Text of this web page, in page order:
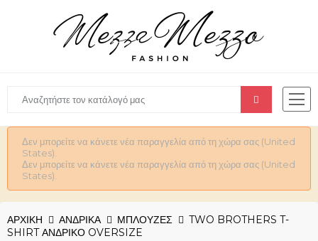
Δεν μπορείτε να κάνετε νέα παραγγελία από τη χώρα σας (United
States).
Δεν μπορείτε να κάνετε νέα παραγγελία από τη χώρα σας (United
States).
ΑΡΧΙΚΉ ΑΝΔΡΙΚΆ ΜΠΛΟΥΖΕΣ
TWO BROTHERS T-
SHIRT ΑΝΔΡΙΚΌ OVERSIZE